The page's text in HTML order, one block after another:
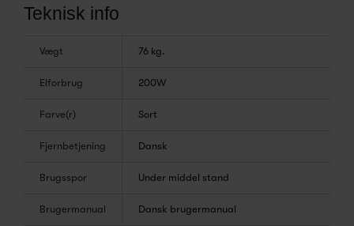
Teknisk info
Vægt 76 kg.
Elforbrug 200W
Farve(r) Sort
Fjernbetjening Dansk
Brugsspor Under middel stand
Brugermanual Dansk brugermanual